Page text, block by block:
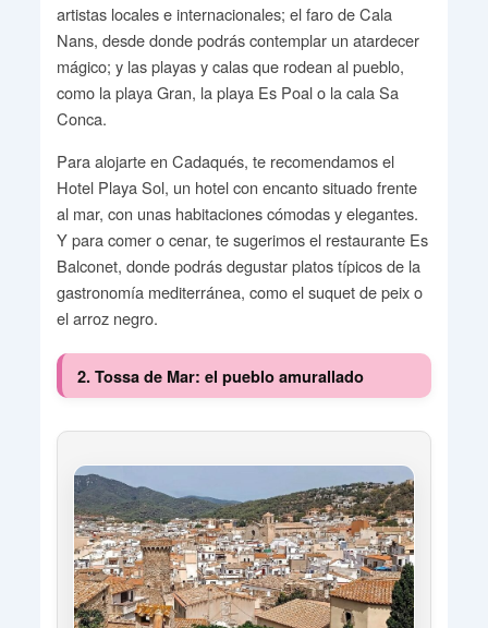
artistas locales e internacionales; el faro de Cala
Nans, desde donde podrás contemplar un atardecer
mágico; y las playas y calas que rodean al pueblo,
como la playa Gran, la playa Es Poal o la cala Sa
Conca.
Para alojarte en Cadaqués, te recomendamos el
Hotel Playa Sol, un hotel con encanto situado frente
al mar, con unas habitaciones cómodas y elegantes.
Y para comer o cenar, te sugerimos el restaurante Es
Balconet, donde podrás degustar platos típicos de la
gastronomía mediterránea, como el suquet de peix o
el arroz negro.
2. Tossa de Mar: el pueblo amurallado